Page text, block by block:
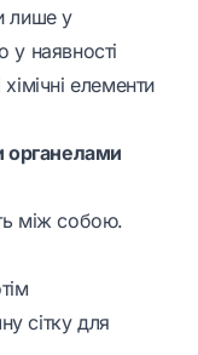
лише у
у наявності
елементи
органелами
між собою.
сітку для